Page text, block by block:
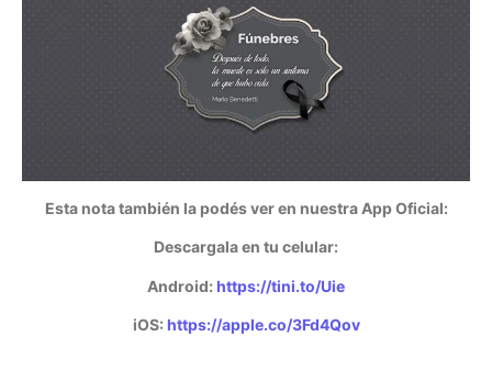
Esta nota también la podés ver en nuestra App Oficial:
Descargala en tu celular:
Android: https://tini.to/Uie
iOS: https://apple.co/3Fd4Qov